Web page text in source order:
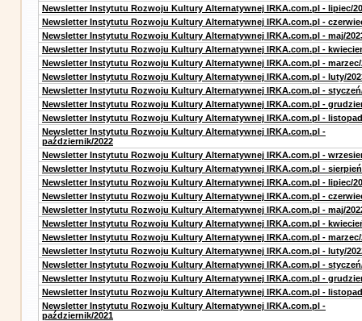
Newsletter Instytutu Rozwoju Kultury Alternatywnej IRKA.com.pl - lipiec/
Newsletter Instytutu Rozwoju Kultury Alternatywnej IRKA.com.pl -
Newsletter Instytutu Rozwoju Kultury Alternatywnej IRKA.com.pl - maj/
Newsletter Instytutu Rozwoju Kultury Alternatywnej IRKA.com.pl -
Newsletter Instytutu Rozwoju Kultury Alternatywnej IRKA.com.pl - marzec/
Newsletter Instytutu Rozwoju Kultury Alternatywnej IRKA.com.pl - luty/
Newsletter Instytutu Rozwoju Kultury Alternatywnej IRKA.com.pl -
Newsletter Instytutu Rozwoju Kultury Alternatywnej IRKA.com.pl -
Newsletter Instytutu Rozwoju Kultury Alternatywnej IRKA.com.pl -
Newsletter Instytutu Rozwoju Kultury Alternatywnej IRKA.com.pl -
październik/2022
Newsletter Instytutu Rozwoju Kultury Alternatywnej IRKA.com.pl -
Newsletter Instytutu Rozwoju Kultury Alternatywnej IRKA.com.pl -
Newsletter Instytutu Rozwoju Kultury Alternatywnej IRKA.com.pl - lipiec/
Newsletter Instytutu Rozwoju Kultury Alternatywnej IRKA.com.pl -
Newsletter Instytutu Rozwoju Kultury Alternatywnej IRKA.com.pl - maj/
Newsletter Instytutu Rozwoju Kultury Alternatywnej IRKA.com.pl -
Newsletter Instytutu Rozwoju Kultury Alternatywnej IRKA.com.pl - marzec/
Newsletter Instytutu Rozwoju Kultury Alternatywnej IRKA.com.pl - luty/
Newsletter Instytutu Rozwoju Kultury Alternatywnej IRKA.com.pl -
Newsletter Instytutu Rozwoju Kultury Alternatywnej IRKA.com.pl -
Newsletter Instytutu Rozwoju Kultury Alternatywnej IRKA.com.pl -
Newsletter Instytutu Rozwoju Kultury Alternatywnej IRKA.com.pl -
październik/2021